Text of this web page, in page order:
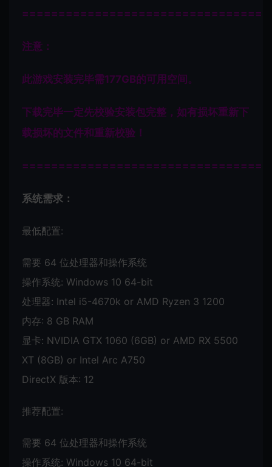
=================================
注意：
此游戏安装完毕需177GB的可用空间。
下载完毕一定先校验安装包完整，如有损坏重新下
载损坏的文件和重新校验！
=================================
系统需求：
最低配置:
需要 64 位处理器和操作系统
操作系统: Windows 10 64-bit
处理器: Intel i5-4670k or AMD Ryzen 3 1200
内存: 8 GB RAM
显卡: NVIDIA GTX 1060 (6GB) or AMD RX 5500
XT (8GB) or Intel Arc A750
DirectX 版本: 12
推荐配置:
需要 64 位处理器和操作系统
操作系统: Windows 10 64-bit